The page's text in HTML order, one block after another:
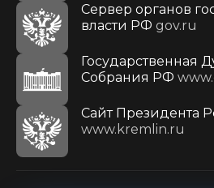
Сервер органов
власти РФ gov.ru
Государственная
Собрания РФ
Cайт Президента
www.kremlin.ru